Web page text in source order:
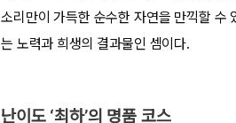
소리만이 가득한 순수한 자연을 만끽할 수
는 노력과 희생의 결과물인 셈이다.
난이도 ‘최하’의 명품 코스